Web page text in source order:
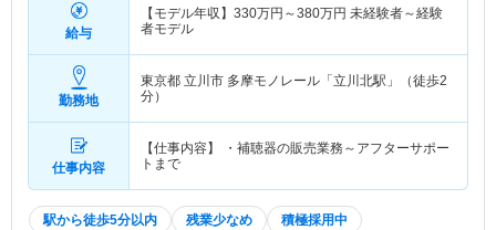
給与
【モデル年収】 330万円～380万円 未経験者～経験
者モデル
勤務地
東京都 立川市 多摩モノレール「立川北駅」（徒歩2
分）
仕事内容
【仕事内容】 ・補聴器の販売業務～アフターサポー
トまで
駅から徒歩5分以内 残業少なめ 積極採用中